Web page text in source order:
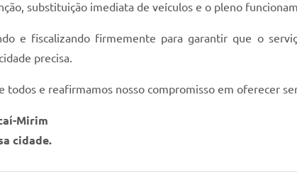
substituição imediata de veículos e o pleno
e fiscalizando firmemente para garantir que o
precisa.
todos e reafirmamos nosso compromisso em oferecer
Mirim
cidade.